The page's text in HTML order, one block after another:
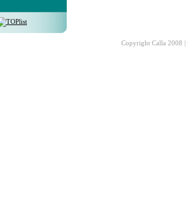
Copyright Calla 2008 |